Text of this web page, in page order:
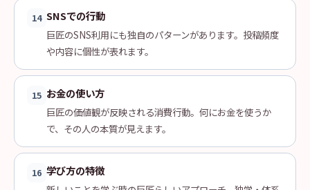
14 SNSでの行動
巨匠のSNS利用にも独自のパターンがあります。投稿頻度
や内容に個性が表れます。
15 お金の使い方
巨匠の価値観が反映される消費行動。何にお金を使うか
で、その人の本質が見えます。
16 学び方の特徴